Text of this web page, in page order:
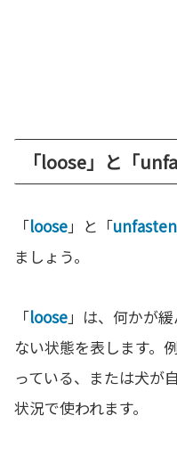
「loose」と「
「loose」と「
ましょう。
「loose」は、何かが
ない状態を表します。
っている、または犬が
状況で使われます。